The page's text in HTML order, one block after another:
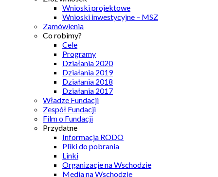
Wnioski projektowe
Wnioski inwestycyjne – MSZ
Zamówienia
Co robimy?
Cele
Programy
Działania 2020
Działania 2019
Działania 2018
Działania 2017
Władze Fundacji
Zespół Fundacji
Film o Fundacji
Przydatne
Informacja RODO
Pliki do pobrania
Linki
Organizacje na Wschodzie
Media na Wschodzie